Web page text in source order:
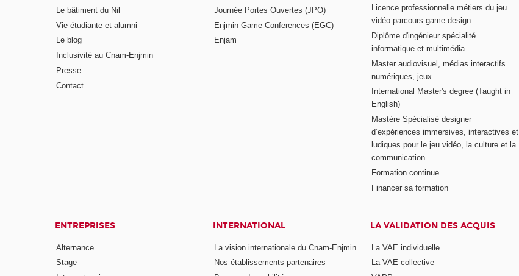
Le bâtiment du Nil
Vie étudiante et alumni
Le blog
Inclusivité au Cnam-Enjmin
Presse
Contact
Journée Portes Ouvertes (JPO)
Enjmin Game Conferences (EGC)
Enjam
Licence professionnelle métiers du jeu
vidéo parcours game design
Diplôme d'ingénieur spécialité
informatique et multimédia
Master audiovisuel, médias interactifs
numériques, jeux
International Master's degree (Taught in
English)
Mastère Spécialisé designer
d’expériences immersives, interactives et
ludiques pour le jeu vidéo, la culture et la
communication
Formation continue
Financer sa formation
ENTREPRISES
Alternance
Stage
INTERNATIONAL
La vision internationale du Cnam-Enjmin
Nos établissements partenaires
LA VALIDATION DES ACQUIS
La VAE individuelle
La VAE collective